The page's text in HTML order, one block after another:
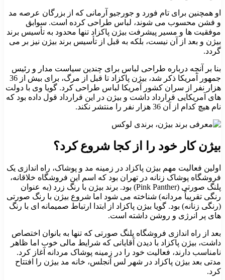
او همچنین برای تام فورد و جورجیو آرمانی که از بزرگان عرصه مد
و فشن محسوب می شوند، لباس طراحی کرده است. سوابق
موفقیت ها و مسیر پیشرفت بیژن پاکزاد تنها محدود به تأسیس برند
بیژن و بعد از آن نیست، بلکه به قبل از تأسیس برند بیژن نیز بر می
گردد.
بنا بر آنچه درباره طراحی لباس برای چندین سیاست مدار و رئیس
جمهور آمریکا ذکر شد، بیژن پاکزاد تا قبل از مرگ، برای بیش از 36
هزار نفر از سران کشور آمریکا لباس طراحی کرد. گویا وی با دولت
های آمریکایی قرارداد داشت و بیژن در این قرارداد قول داده بود که
نام هیچ کدام از آن 36 هزار نفر را منتشر نکند.
بیژن کار خود را از کجا شروع کرد؟
اولین فعالیت مهم بیژن پاکزاد در زمینه مد و پوشاک، راه اندازی یک
فروشگاه پوشاک زنانه در تهران بود که اسم این فروشگاه خلاقانه،
پلنگ صورتی (Pink Panther) بود. برند بیژن با رنگ زرد (به عنوان
رنگی تقریباً مردانه) شناخته می شود اما شروع بیژن با رنگ صورتی
(رنگی زنانه) بود. گویا بیژن پاکزاد از ابتدا ارتباط صمیمانه ای با رنگ
های پر انرژی و روشن داشته است.
بعد از راه اندازی فروشگاه پلنگ صورتی که تنها به بانوان اختصاص
داشت، بیژن پاکزاد با دیدن آقایانی که شرایط مالی خوب اما ظاهر
نامناسب دارند، فعالیت خود را در زمینه پوشاک مردانه آغاز کرد.
مدتی بعد بیژن پاکزاد در شهر لس آنجلس، خانه مد بیژن را افتتاح
کرد.